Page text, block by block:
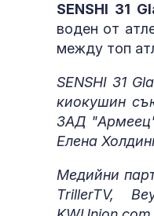
SENSHI 31
воден от
между топ
SENSHI 31
киокушин
ЗАД
Елена
Медийни
TrillerTV,